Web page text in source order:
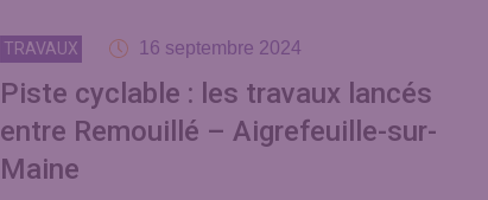
TRAVAUX 16 septembre 2024
Piste cyclable : les travaux lancés
entre Remouillé – Aigrefeuille-sur-
Maine